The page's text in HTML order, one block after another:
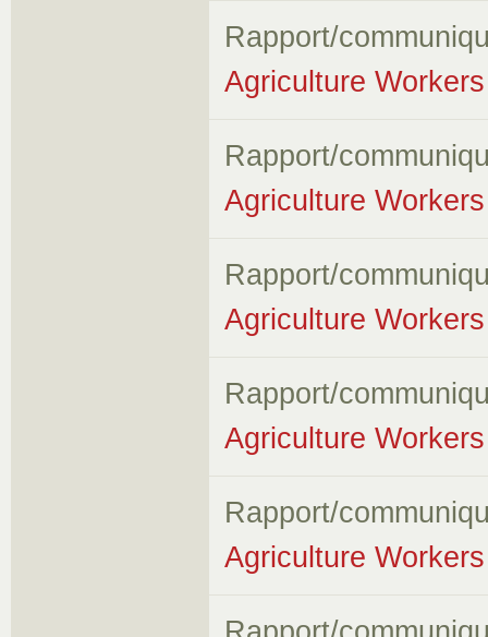
Rapport/
Agriculture
Rapport/
Agriculture
Rapport/
Agriculture
Rapport/
Agriculture
Rapport/
Agriculture